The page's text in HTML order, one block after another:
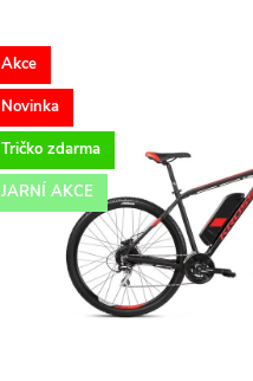
Akce
Novinka
Tričko zdarma
JARNÍ AKCE